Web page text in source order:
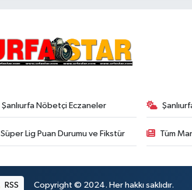
Şanlıurfa Nöbetçi Eczaneler
Süper Lig Puan Durumu ve Fikstür Tüm
RSS Copyright © 2024. Her hakkı saklıdır.